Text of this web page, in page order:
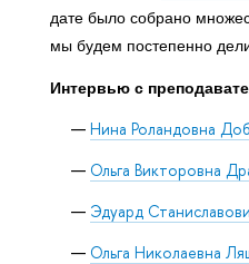
дате было собрано
мы будем постепенно
Интервью с
Нина Роландовна
Ольга Викторовна
Эдуард
Ольга Николаевна